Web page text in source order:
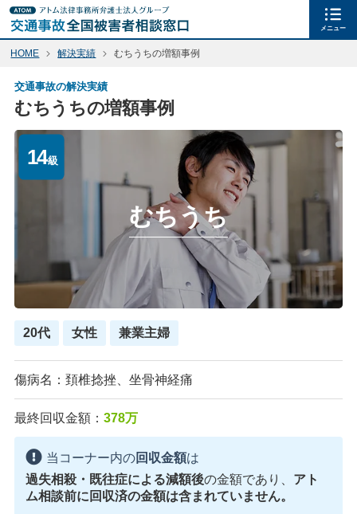
メニュー
HOME 解決実績 むちうちの増額事例
交通事故の解決実績
むちうちの増額事例
14級
むちうち
20代 女性 兼業主婦
傷病名：頚椎捻挫、坐骨神経痛
最終回収金額： 378万
当コーナー内の回収金額は
過失相殺・既往症による減額後の金額であり、 アト
ム相談前に回収済の金額は含まれていません。